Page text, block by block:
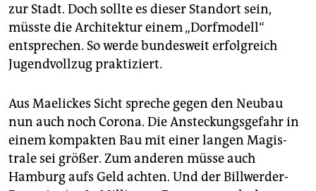
zur Stadt. Doch sollte es dieser Standort sein,
müsste die Architektur einem „Dorfmodell“
entsprechen. So werde bundesweit erfolgreich
Jugendvollzug praktiziert.
Aus Maelickes Sicht spreche gegen den Neubau
nun auch noch Corona. Die Ansteckungsgefahr in
einem kompakten Bau mit einer langen Magis­
trale sei größer. Zum anderen müsse auch
Hamburg aufs Geld achten. Und der Billwerder-